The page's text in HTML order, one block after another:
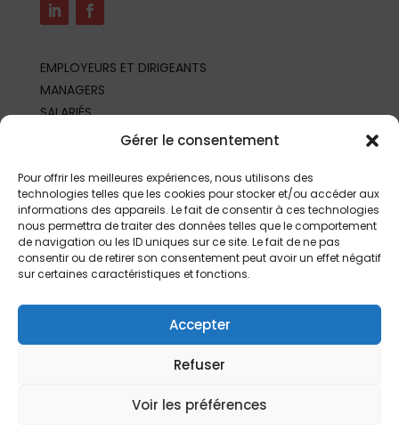
Gérer le consentement
Pour offrir les meilleures expériences, nous utilisons des
technologies telles que les cookies pour stocker et/ou accéder aux
informations des appareils. Le fait de consentir à ces technologies
nous permettra de traiter des données telles que le comportement
de navigation ou les ID uniques sur ce site. Le fait de ne pas
consentir ou de retirer son consentement peut avoir un effet négatif
sur certaines caractéristiques et fonctions.
Accepter
Refuser
Voir les préférences
EMPLOYEURS ET DIRIGEANTS
MANAGERS
SALARIÉS
REPRÉSENTANTS DU PERSONNEL
PARTENAIRES ET PROFESSIONNELS
Mentions légales